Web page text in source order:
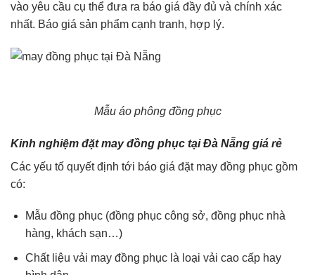
vào yêu cầu cụ thể đưa ra báo giá đầy đủ và chính xác
nhất. Báo giá sản phẩm cạnh tranh, hợp lý.
Mẫu áo phông đồng phục
Kinh nghiệm đặt may đồng phục tại Đà Nẵng giá rẻ
Các yếu tố quyết định tới báo giá đặt may đồng phục gồm
có:
Mẫu đồng phục (đồng phục công sở, đồng phục nhà
hàng, khách sạn…)
Chất liệu vải may đồng phục là loại vải cao cấp hay